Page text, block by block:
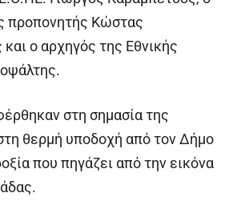
προπονητής Κώστας
ο αρχηγός της Εθνικής
στη σημασία της
θερμή υποδοχή από τον Δήμο
που πηγάζει από την εικόνα